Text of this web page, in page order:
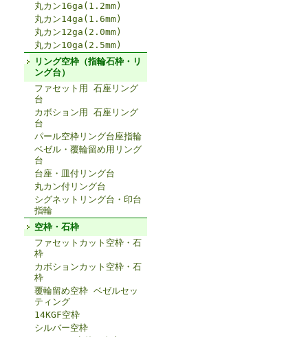
丸カン16ga(1.2mm)
丸カン14ga(1.6mm)
丸カン12ga(2.0mm)
丸カン10ga(2.5mm)
リング空枠（指輪石枠・リ
ング台）
ファセット用 石座リング
台
カボション用 石座リング
台
パール空枠リング台座指輪
ベゼル・覆輪留め用リング
台
台座・皿付リング台
丸カン付リング台
シグネットリング台・印台
指輪
空枠・石枠
ファセットカット空枠・石
枠
カボションカット空枠・石
枠
覆輪留め空枠 ベゼルセッ
ティング
14KGF空枠
シルバー空枠